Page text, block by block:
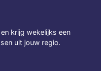
krijg wekelijks een
uit jouw regio.